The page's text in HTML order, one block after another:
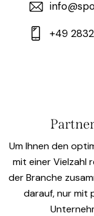
+49
Um Ihnen den
mit einer Vielzahl
der Branche
darauf, nur mit